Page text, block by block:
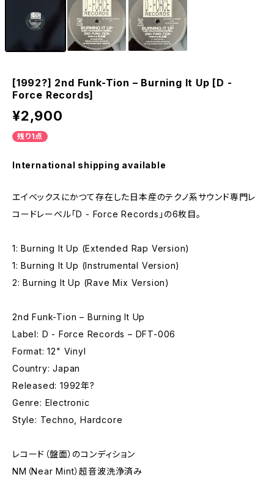
[1992?] 2nd Funk-Tion – Burning It Up [D -
Force Records]
¥2,900
残り1点
International shipping available
エイベックスにかつて存在した日本産のテクノ系サウンド専門レ
コードレーベル「D - Force Records」の6枚目。
1: Burning It Up (Extended Rap Version)
1: Burning It Up (Instrumental Version)
2: Burning It Up (Rave Mix Version)
2nd Funk-Tion – Burning It Up
Label: D - Force Records – DFT-006
Format: 12" Vinyl
Country: Japan
Released: 1992年?
Genre: Electronic
Style: Techno, Hardcore
レコード（盤面）のコンディション
NM（Near Mint）超音波洗浄済み